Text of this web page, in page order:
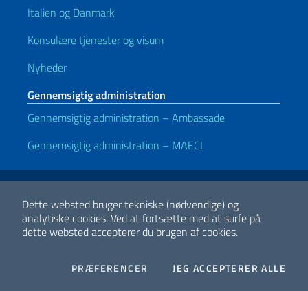
Dette websted bruger tekniske (nødvendige) og
analytiske cookies.Ved at fortsætte med at surfe på
dette websted accepterer du brugen af cookies.
PRÆFERENCER COOKIESJEG ACCEPTERER ALLE
Italien og Danmark
Konsulære tjenester og visum
Nyheder
Gennemsigtig administration
Gennemsigtig administration – Ambassade
Gennemsigtig administration – MAECI
Nyttige links